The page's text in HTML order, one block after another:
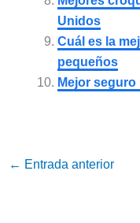
Unidos
Cuál es la
pequeños
Mejor
← Entrada anterior